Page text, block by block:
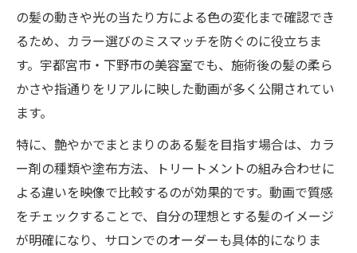
の髪の動きや光の当たり方による色の変化まで確認でき
るため、カラー選びのミスマッチを防ぐのに役立ちま
す。宇都宮市・下野市の美容室でも、施術後の髪の柔ら
かさや指通りをリアルに映した動画が多く公開されてい
ます。
特に、艶やかでまとまりのある髪を目指す場合は、カラ
ー剤の種類や塗布方法、トリートメントの組み合わせに
よる違いを映像で比較するのが効果的です。動画で質感
をチェックすることで、自分の理想とする髪のイメージ
が明確になり、サロンでのオーダーも具体的になりま